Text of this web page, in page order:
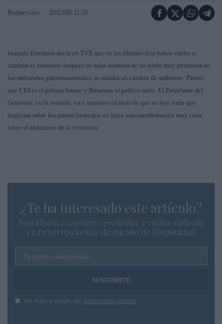
Redacción 20/12/06 11:24
Joaquín Estefanía decía en TVE que en los últimos días había vuelto a
cambiar el ambiente después de unas semanas de un perfil muy pesimista en
los ambientes gubernamentales, se notaba un cambio de ambiente. Parece
que ETA es el policía bueno y Batasuna el policía malo. El Presidente del
Gobierno, en la reunión, va a mantener la tesis de que no hay nada que
negociar sobre los presos hasta que no haya una manifestación muy clara
sobre el abandono de la violencia.
¿Te ha interesado este artículo?
Suscríbete a nuestro newsletter y recibe cada dia
en tu correo lo más destacado de Hispanidad
Tu correo electrónico...
He leído y acepto las condiciones legales